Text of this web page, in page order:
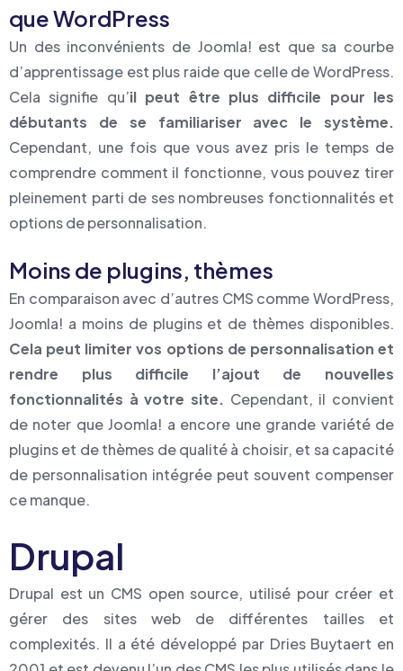
que WordPress
Un des inconvénients de Joomla! est que sa courbe
d’apprentissage est plus raide que celle de WordPress.
Cela signifie qu’il peut être plus difficile pour les
débutants de se familiariser avec le système.
Cependant, une fois que vous avez pris le temps de
comprendre comment il fonctionne, vous pouvez tirer
pleinement parti de ses nombreuses fonctionnalités et
options de personnalisation.
Moins de plugins, thèmes
En comparaison avec d’autres CMS comme WordPress,
Joomla! a moins de plugins et de thèmes disponibles.
Cela peut limiter vos options de personnalisation et
rendre plus difficile l’ajout de nouvelles
fonctionnalités à votre site. Cependant, il convient
de noter que Joomla! a encore une grande variété de
plugins et de thèmes de qualité à choisir, et sa capacité
de personnalisation intégrée peut souvent compenser
ce manque.
Drupal
Drupal est un CMS open source, utilisé pour créer et
gérer des sites web de différentes tailles et
complexités. Il a été développé par Dries Buytaert en